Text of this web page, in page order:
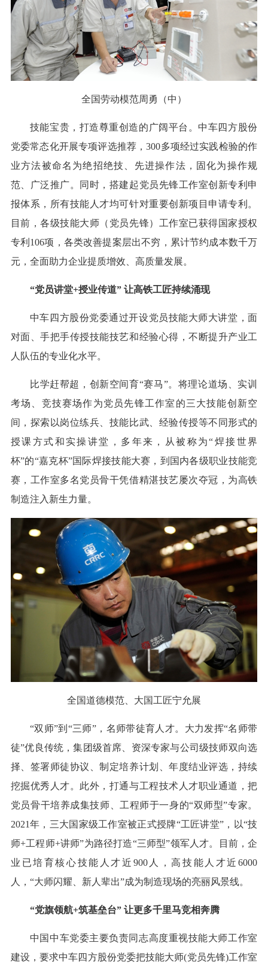
全国劳动模范周勇（中）
技能宝贵，打造尊重创造的广阔平台。中车四方股份
党委常态化开展专项评选推荐，300多项经过实践检验的作
业方法被命名为绝招绝技、先进操作法，固化为操作规
范、广泛推广。同时，搭建起党员先锋工作室创新专利申
报体系，所有技能人才均可针对重要创新项目申请专利。
目前，各级技能大师（党员先锋）工作室已获得国家授权
专利106项，各类改善提案层出不穷，累计节约成本数千万
元，全面助力企业提质增效、高质量发展。
“党员讲堂+授业传道” 让高铁工匠持续涌现
中车四方股份党委通过开设党员技能大师大讲堂，面
对面、手把手传授技能技艺和经验心得，不断提升产业工
人队伍的专业化水平。
比学赶帮超，创新空间育“赛马”。将理论道场、实训
考场、竞技赛场作为党员先锋工作室的三大技能创新空
间，探索以岗位练兵、技能比武、经验传授等不同形式的
授课方式和实操讲堂，多年来，从被称为“焊接世界
杯”的“嘉克杯”国际焊接技能大赛，到国内各级职业技能竞
赛，工作室多名党员骨干凭借精湛技艺屡次夺冠，为高铁
制造注入新生力量。
全国道德模范、大国工匠宁允展
“双师”到“三师”，名师带徒育人才。大力发挥“名师带
徒”优良传统，集团级首席、资深专家与公司级技师双向选
择、签署师徒协议、制定培养计划、年度结业评选，持续
挖掘优秀人才。此外，打通与工程技术人才职业通道，把
党员骨干培养成集技师、工程师于一身的“双师型”专家。
2021年，三大国家级工作室被正式授牌“工匠讲堂”，以“技
师+工程师+讲师”为路径打造“三师型”领军人才。目前，企
业已培育核心技能人才近900人，高技能人才近6000
人，“大师闪耀、新人辈出”成为制造现场的亮丽风景线。
“党旗领航+筑基垒台” 让更多千里马竞相奔腾
中国中车党委主要负责同志高度重视技能大师工作室
建设，要求中车四方股份党委把技能大师(党员先锋)工作室